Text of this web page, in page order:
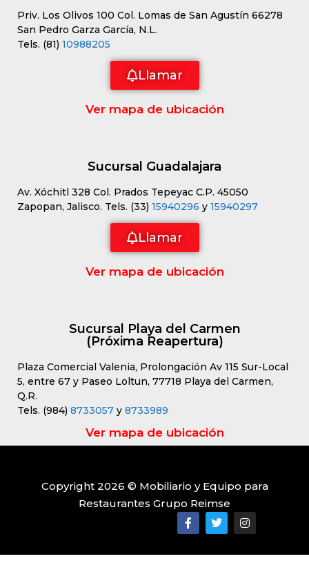
Priv. Los Olivos 100 Col. Lomas de San Agustín 66278
San Pedro Garza García, N.L.
Tels. (81) 10988205
Llamar
Ver mapa de ubicación
Sucursal Guadalajara
Av. Xóchitl 328 Col. Prados Tepeyac C.P. 45050
Zapopan, Jalisco. Tels. (33) 15940296 y 15940297
Llamar
Ver mapa de ubicación
Sucursal Playa del Carmen
(Próxima Reapertura)
Plaza Comercial Valenia, Prolongación Av 115 Sur-Local
5, entre 67 y Paseo Loltun, 77718 Playa del Carmen,
Q.R.
Tels. (984) 8733057 y 8733989
Ver mapa de ubicación
Copyright 2026 © Mobiliario y Equipo para
Restaurantes Grupo Reimse